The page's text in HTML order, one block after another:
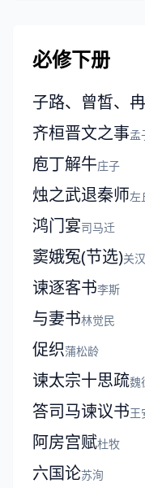
必修下册
子路、曾皙、
齐桓晋文之事孟
庖丁解牛庄子
烛之武退秦师左
鸿门宴司马迁
窦娥冤(节选)关
谏逐客书李斯
与妻书林觉民
促织蒲松龄
谏太宗十思疏魏
答司马谏议书王
阿房宫赋杜牧
六国论苏洵